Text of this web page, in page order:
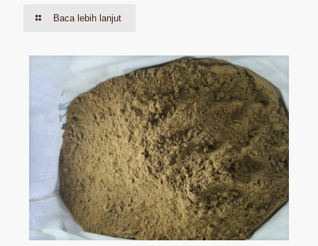
Baca lebih lanjut